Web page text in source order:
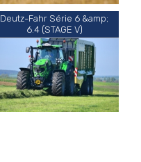
Deutz-Fahr Série 6 &amp;
6.4 (STAGE V)